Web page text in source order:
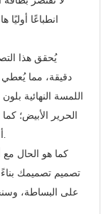
انطباعًا
يُحقق هذا
دقيقة، مما يُعطي
اللمسة النهائية
الحرير الأبيض؛
أو شعارات أكثر دقة، كما هو موضح في الصور.
كما هو الحال
تصميم تصميمك
على البساطة،